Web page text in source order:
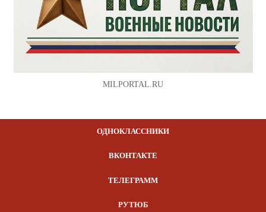
MILPORTAL.RU
ОДНОКЛАССНИКИ
ВКОНТАКТЕ
ТЕЛЕГРАММ
РУТЮБ